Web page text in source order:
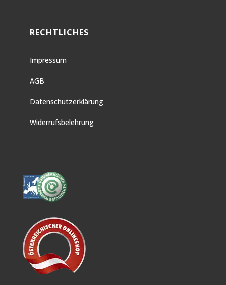
RECHTLICHES
Impressum
AGB
Datenschutzerklärung
Widerrufsbelehrung